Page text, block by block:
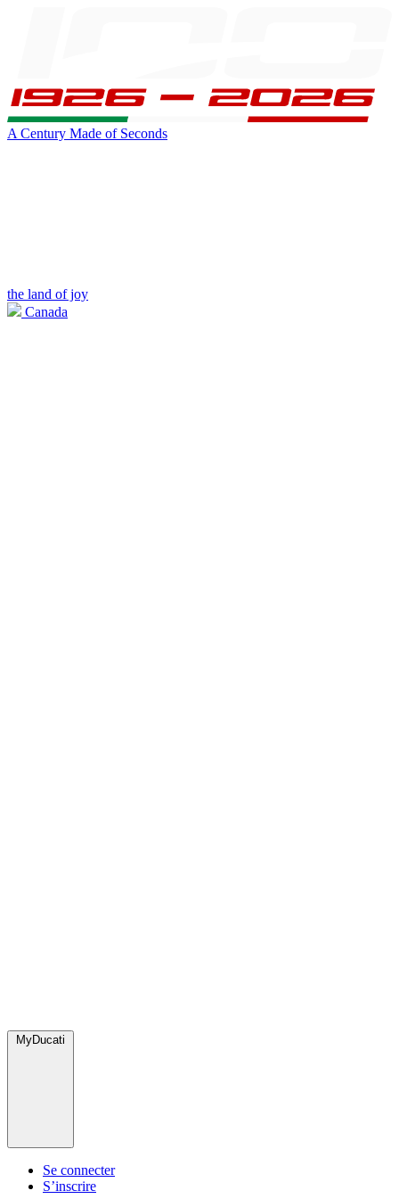
A Century Made of Seconds
the land of joy
Canada
MyDucati
Se connecter
S’inscrire